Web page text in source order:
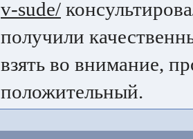
v-sude/
получили
взять во внимание,
положительный.